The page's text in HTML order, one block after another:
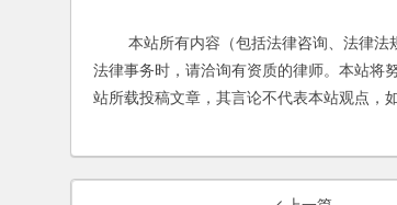
本站所有内容（包括法律咨询、法律法规
法律事务时，请洽询有资质的律师。本站将
站所载投稿文章，其言论不代表本站观点，